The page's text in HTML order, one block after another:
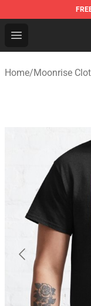
Open menu
Moonrise
Home/Moonrise